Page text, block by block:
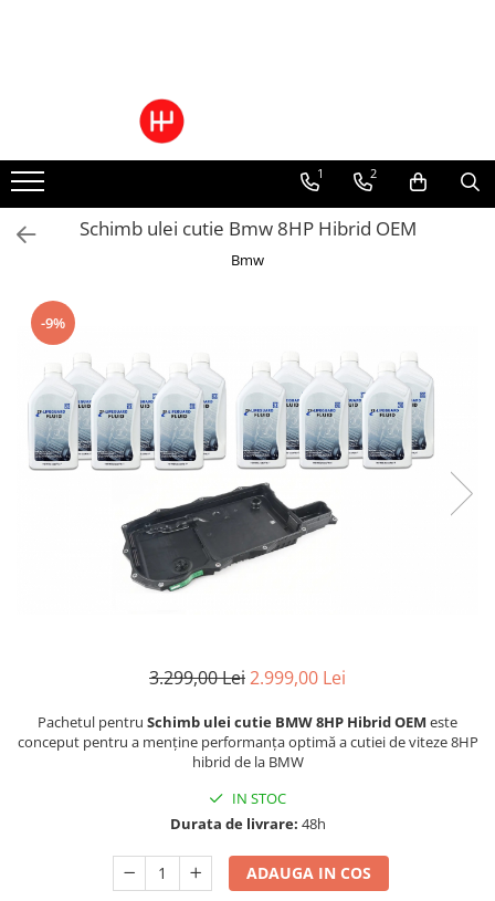
Pachete Cutie Automata
Pachete Cutie Manuala
Pachete Grup Diferential
Reparatii convertizoare de cuplu
Climatizare Auto
Piese cutii de viteze automata
Ulei cutie automata
Filtre cutii automate
1 2
Schimb ulei cutie Bmw 8HP Hibrid OEM
Bmw
-9%
3.299,00 Lei2.999,00 Lei
Pachetul pentru Schimb ulei cutie BMW 8HP Hibrid OEM este
conceput pentru a menține performanța optimă a cutiei de viteze 8HP
hibrid de la BMW
IN STOC
Durata de livrare: 48h
ADAUGA IN COS